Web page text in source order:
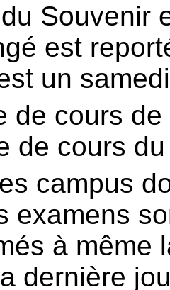
Souvenir
est
un
de cours
de cours
campus
examens
à même
dernière